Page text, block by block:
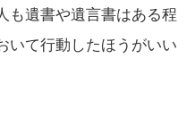
も遺書や遺言書はある程
いて行動したほうがいい